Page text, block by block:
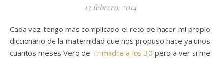
13 febrero, 2014
Cada vez tengo más complicado el reto de hacer mi propio
diccionario de la maternidad que nos propuso hace ya unos
cuantos meses Vero de Trimadre a los 30 pero a ver si me